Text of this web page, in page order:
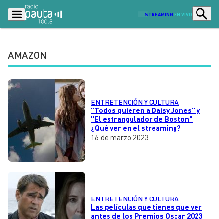
STREAMING EN VIVO
Lo Último
Ciudad Economía
Radio en vivo Sostenibilidad
Tendencias
Dato en Pauta
Contenido Patrocinado
AMAZON
ENTRETENCIÓN Y CULTURA
"Todos quieren a Daisy Jones" y
"El estrangulador de Boston"
¿Qué ver en el streaming?
16 de marzo 2023
ENTRETENCIÓN Y CULTURA
Las películas que tienes que ver
antes de los Premios Oscar 2023